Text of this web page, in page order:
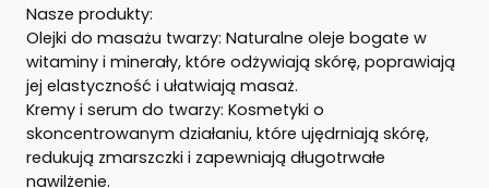
Nasze produkty:
Olejki do masażu twarzy: Naturalne oleje bogate w
witaminy i minerały, które odżywiają skórę, poprawiają
jej elastyczność i ułatwiają masaż.
Kremy i serum do twarzy: Kosmetyki o
skoncentrowanym działaniu, które ujędrniają skórę,
redukują zmarszczki i zapewniają długotrwałe
nawilżenie.